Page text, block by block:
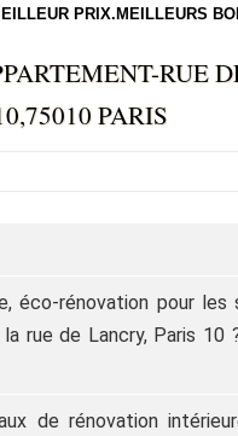
PRIX.MEILLEURS
RUE
PARIS
éco-rénovation pour les
rue de Lancry, Paris 10
de rénovation